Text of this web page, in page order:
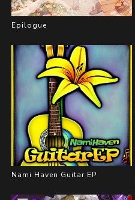
Epilogue
Nami Haven Guitar EP